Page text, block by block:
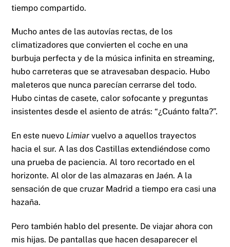
tiempo compartido.
Mucho antes de las autovías rectas, de los
climatizadores que convierten el coche en una
burbuja perfecta y de la música infinita en streaming,
hubo carreteras que se atravesaban despacio. Hubo
maleteros que nunca parecían cerrarse del todo.
Hubo cintas de casete, calor sofocante y preguntas
insistentes desde el asiento de atrás: “¿Cuánto falta?”.
En este nuevo Limiar vuelvo a aquellos trayectos
hacia el sur. A las dos Castillas extendiéndose como
una prueba de paciencia. Al toro recortado en el
horizonte. Al olor de las almazaras en Jaén. A la
sensación de que cruzar Madrid a tiempo era casi una
hazaña.
Pero también hablo del presente. De viajar ahora con
mis hijas. De pantallas que hacen desaparecer el